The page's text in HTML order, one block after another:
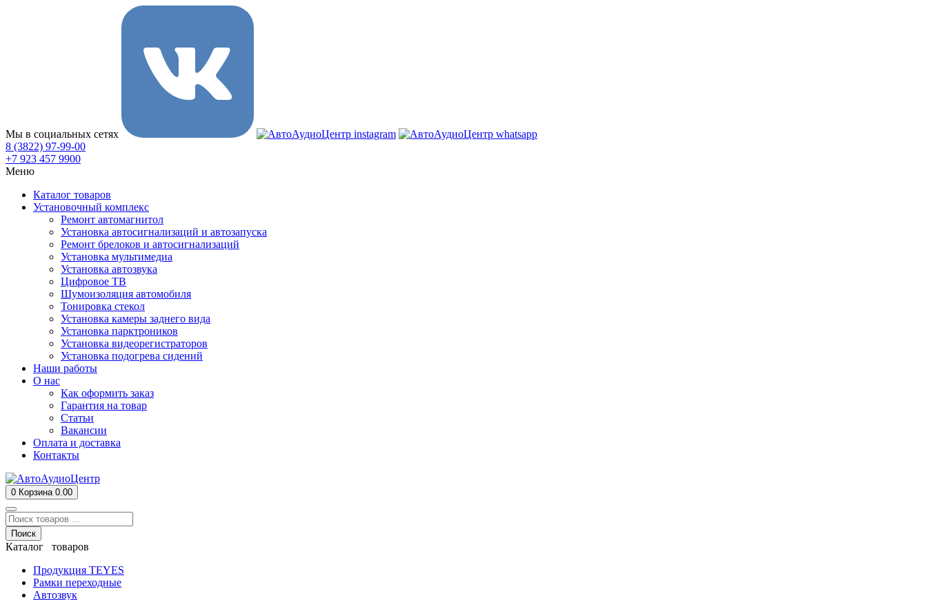
Мы в социальных сетях
8 (3822) 97-99-00
+7 923 457 9900
Меню
Каталог товаров
Установочный комплекс
Ремонт автомагнитол
Установка автосигнализаций и автозапуска
Ремонт брелоков и автосигнализаций
Установка мультимедиа
Установка автозвука
Цифровое ТВ
Шумоизоляция автомобиля
Тонировка стекол
Установка камеры заднего вида
Установка парктроников
Установка видеорегистраторов
Установка подогрева сидений
Наши работы
О нас
Как оформить заказ
Гарантия на товар
Статьи
Вакансии
Оплата и доставка
Контакты
0 Корзина 0.00
Поиск
Каталог товаров
Продукция TEYES
Рамки переходные
Автозвук